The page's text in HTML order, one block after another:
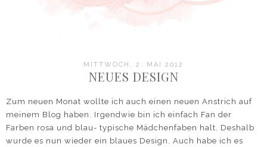
MITTWOCH, 2. MAI 2012
NEUES DESIGN
Zum neuen Monat wollte ich auch einen neuen Anstrich auf
meinem Blog haben. Irgendwie bin ich einfach Fan der
Farben rosa und blau- typische Mädchenfaben halt. Deshalb
wurde es nun wieder ein blaues Design. Auch habe ich es